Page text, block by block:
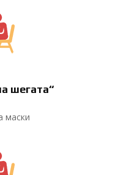
шегата“
маски